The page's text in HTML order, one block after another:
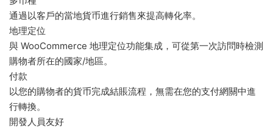
通過以客戶的當地貨币進行銷售來提高轉化率。
地理定位
與 WooCommerce 地理定位功能集成，可從第一次訪問時檢測
購物者所在的國家/地區。
付款
以您的購物者的貨币完成結賬流程，無需在您的支付網關中進
行轉換。
開發人員友好